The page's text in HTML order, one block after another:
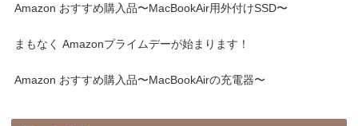
Amazon おすすめ購入品〜MacBookAir用外付けSSD〜
まもなく Amazonプライムデーが始まります！
Amazon おすすめ購入品〜MacBookAirの充電器〜